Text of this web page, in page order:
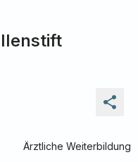
Ärztliche Weiterbildung